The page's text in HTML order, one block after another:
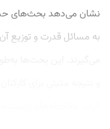
نشان می‌دهد بحث‌های
به مسائل قدرت و توزیع